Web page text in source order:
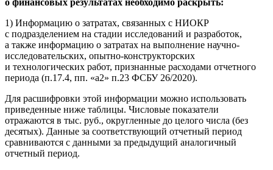
о финансовых результатах необходимо раскрыть:
1) Информацию о затратах, связанных с НИОКР
с подразделением на стадии исследований и разработок,
а также информацию о затратах на выполнение научно-
исследовательских, опытно-конструкторских
и технологических работ, признанные расходами отчетного
периода (п.17.4, пп. «а2» п.23 ФСБУ 26/2020).
Для расшифровки этой информации можно использовать
приведенные ниже таблицы. Числовые показатели
отражаются в тыс. руб., округленные до целого числа (без
десятых). Данные за соответствующий отчетный период
сравниваются с данными за предыдущий аналогичный
отчетный период.